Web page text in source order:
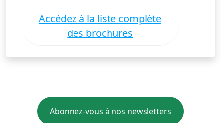
Accédez à la liste complète
des brochures
Abonnez-vous à nos newsletters